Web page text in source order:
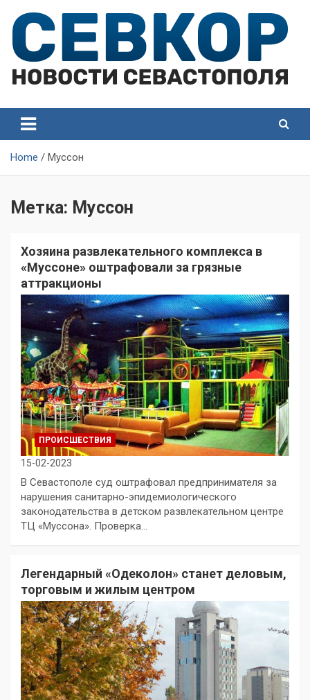
content
Севастополя
Севастополя
Home Муссон
Метка: Муссон
Хозяина развлекательного комплекса в
«Муссоне» оштрафовали за грязные
аттракционы
ПРОИСШЕСТВИЯ
15-02-2023
В Севастополе суд оштрафовал предпринимателя за
нарушения санитарно-эпидемиологического
законодательства в детском развлекательном центре
ТЦ «Муссона». Проверка…
Легендарный «Одеколон» станет деловым,
торговым и жилым центром